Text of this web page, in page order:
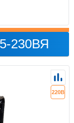
230ВЯ
220В